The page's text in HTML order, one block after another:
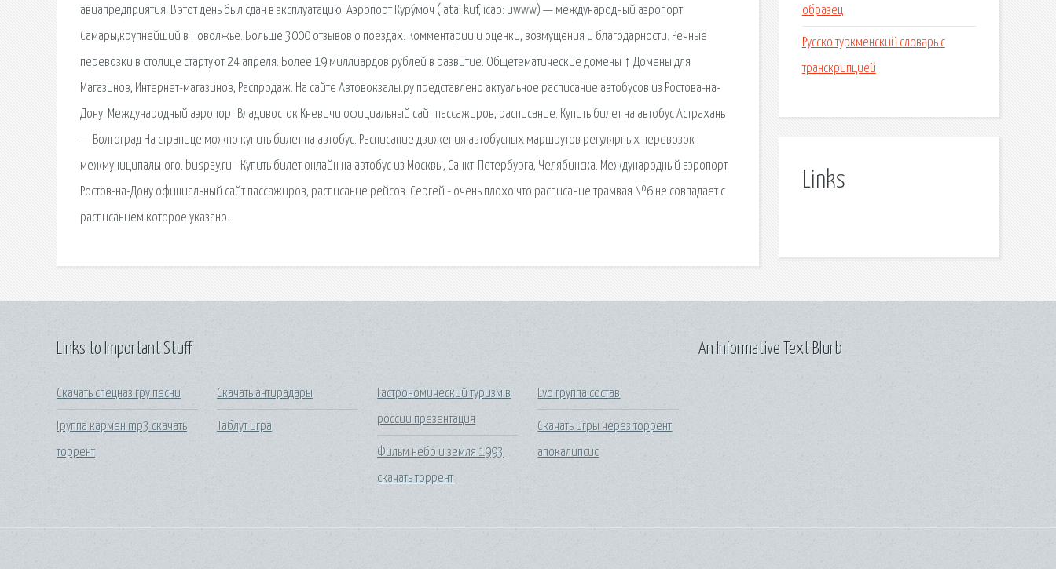
авиапредприятия. В этот день был сдан в эксплуатацию. Аэропорт Куру́моч (iata: kuf, icao: uwww) — международный аэропорт
Самары,крупнейший в Поволжье. Больше 3000 отзывов о поездах. Комментарии и оценки, возмущения и благодарности. Речные
перевозки в столице стартуют 24 апреля. Более 19 миллиардов рублей в развитие. Общетематические домены ↑ Домены для
Магазинов, Интернет-магазинов, Распродаж. На сайте Автовокзалы.ру представлено актуальное расписание автобусов из Ростова-на-
Дону. Международный аэропорт Владивосток Кневичи официальный сайт пассажиров, расписание. Купить билет на автобус Астрахань
— Волгоград На странице можно купить билет на автобус. Расписание движения автобусных маршрутов регулярных перевозок
межмуниципального. buspay.ru - Купить билет онлайн на автобус из Москвы, Санкт-Петербурга, Челябинска. Международный аэропорт
Ростов-на-Дону официальный сайт пассажиров, расписание рейсов. Сергей - очень плохо что расписание трамвая №6 не совпадает с
расписанием которое указано.
образец
Русско туркменский словарь с
транскрипцией
Links
Links to Important Stuff
Скачать спецназ гру песни
Группа кармен mp3 скачать
торрент
Скачать антирадары
Таблут игра
Гастрономический туризм в
россии презентация
Фильм небо и земля 1993
скачать торрент
Evo группа состав
Скачать игры через торрент
апокалипсис
An Informative Text Blurb